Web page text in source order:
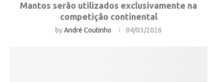
Mantos serão utilizados exclusivamente na
competição continental
byAndré Coutinho 04/03/2026